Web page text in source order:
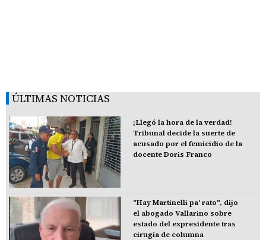
ÚLTIMAS NOTICIAS
¡Llegó la hora de la verdad!
Tribunal decide la suerte de
acusado por el femicidio de la
docente Doris Franco
"Hay Martinelli pa' rato", dijo
el abogado Vallarino sobre
estado del expresidente tras
cirugía de columna